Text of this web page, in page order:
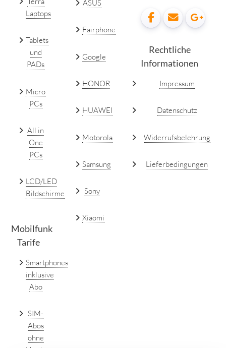
Laptops
Tablets
und
PADs
Micro
PCs
All in
One
PCs
LCD/LED
Bildschirme
Mobilfunk
Tarife
Smartphones
inklusive
Abo
SIM-
Abos
ohne
ASUS
Fairphone
Google
HONOR
HUAWEI
Motorola
Samsung
Sony
Xiaomi
Rechtliche
Informationen
Impressum
Datenschutz
Widerrufsbelehrung
Lieferbedingungen